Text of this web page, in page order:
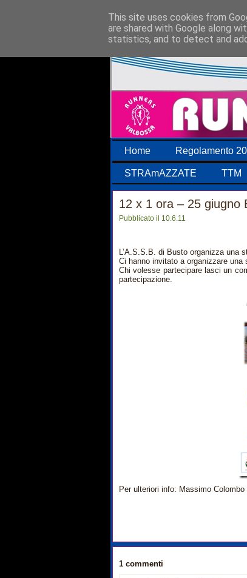
Home Regolamento
STRAmAZZATE TTM
12 x 1 ora – 25 giugno
Pubblicato il 10.6.11
L’A.S.S.B. di Busto organizza una
Ci hanno invitato a organizzare una
Chi volesse partecipare lasci un
partecipazione.
Per ulteriori info: Massimo
1 commenti
This site uses cookies from
are shared with Google along
statistics, and to detect and